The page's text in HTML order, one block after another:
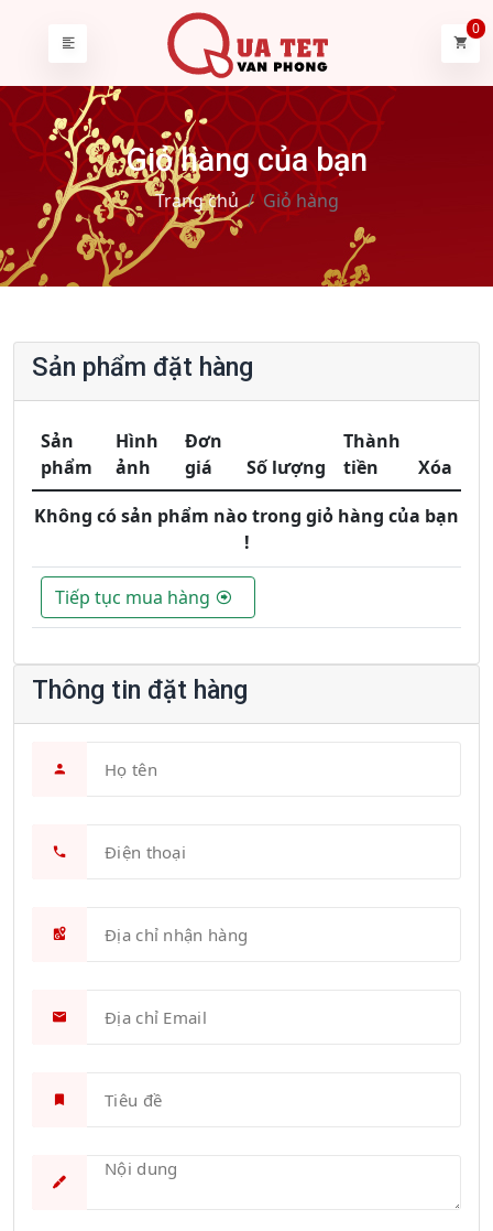
0
Giỏ hàng của bạn
Trang chủ Giỏ hàng
Sản phẩm đặt hàng
Sản
phẩm
Hình
ảnh
Đơn
giá
Số lượng
Thành
tiền
Xóa
Không có sản phẩm nào trong giỏ hàng của bạn
!
Tiếp tục mua hàng
Thông tin đặt hàng